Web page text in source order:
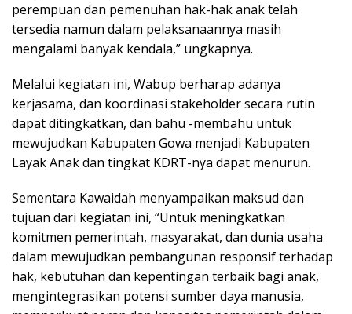
perempuan dan pemenuhan hak-hak anak telah
tersedia namun dalam pelaksanaannya masih
mengalami banyak kendala,” ungkapnya.
Melalui kegiatan ini, Wabup berharap adanya
kerjasama, dan koordinasi stakeholder secara rutin
dapat ditingkatkan, dan bahu -membahu untuk
mewujudkan Kabupaten Gowa menjadi Kabupaten
Layak Anak dan tingkat KDRT-nya dapat menurun.
Sementara Kawaidah menyampaikan maksud dan
tujuan dari kegiatan ini, “Untuk meningkatkan
komitmen pemerintah, masyarakat, dan dunia usaha
dalam mewujudkan pembangunan responsif terhadap
hak, kebutuhan dan kepentingan terbaik bagi anak,
mengintegrasikan potensi sumber daya manusia,